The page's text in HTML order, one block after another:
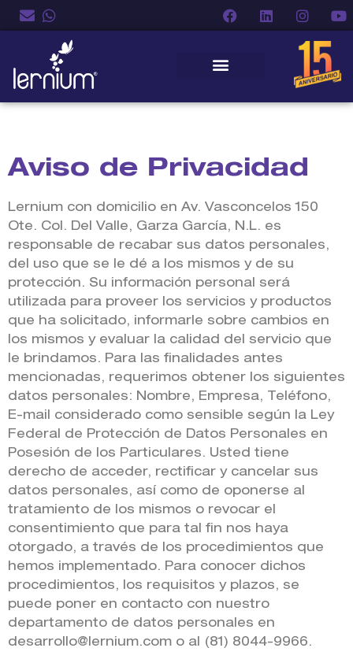
Aviso de Privacidad
Lernium con domicilio en Av. Vasconcelos 150
Ote. Col. Del Valle, Garza García, N.L. es
responsable de recabar sus datos personales,
del uso que se le dé a los mismos y de su
protección. Su información personal será
utilizada para proveer los servicios y productos
que ha solicitado, informarle sobre cambios en
los mismos y evaluar la calidad del servicio que
le brindamos. Para las finalidades antes
mencionadas, requerimos obtener los siguientes
datos personales: Nombre, Empresa, Teléfono,
E-mail considerado como sensible según la Ley
Federal de Protección de Datos Personales en
Posesión de los Particulares. Usted tiene
derecho de acceder, rectificar y cancelar sus
datos personales, así como de oponerse al
tratamiento de los mismos o revocar el
consentimiento que para tal fin nos haya
otorgado, a través de los procedimientos que
hemos implementado. Para conocer dichos
procedimientos, los requisitos y plazos, se
puede poner en contacto con nuestro
departamento de datos personales en
desarrollo@lernium.com o al (81) 8044-9966.